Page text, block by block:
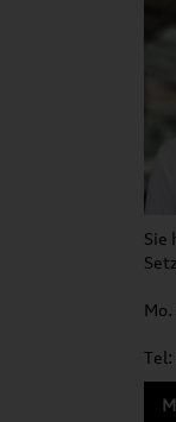
Sie